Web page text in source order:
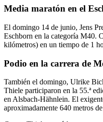
Media maratón en el
El domingo 14 de junio, Jens
Eschborn en la categoría M40.
kilómetros) en un tiempo de 1
Podio en la carrera de
También el domingo, Ulrike
Thiele participaron en la 55.ª
en Alsbach-Hähnlein. El
aproximadamente 640 metros